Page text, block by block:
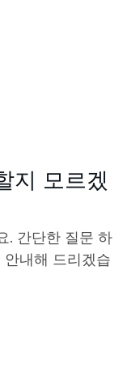
지 모르겠
. 간단한 질문 하
내해 드리겠습